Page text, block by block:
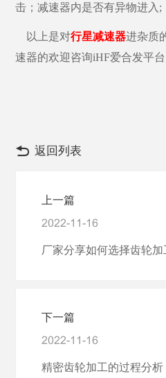
击；减速器内是否有异物进入 ;
以上是对行星减速器进杂质
速器的欢迎咨询iHF爱合发平台
返回列表
上一篇
2022-11-16
厂家分享如何选择齿轮
下一篇
2022-11-16
精密齿轮加工的过程分析